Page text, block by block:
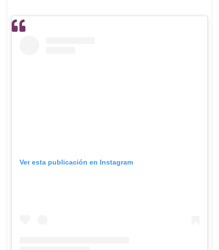
Ver esta publicación en Instagram